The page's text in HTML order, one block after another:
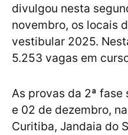
divulgou nesta
novembro, os locais
vestibular 2025.
5.253 vagas em
As provas da 2ª fase
e 02 de dezembro,
Curitiba, Jandaia do